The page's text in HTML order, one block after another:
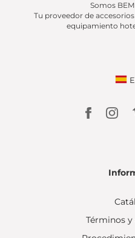
Somos
Tu proveedor de
equipamiento
Términos